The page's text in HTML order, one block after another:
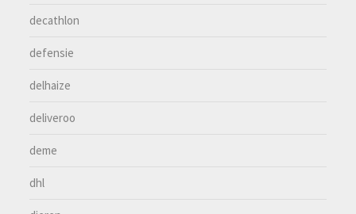
decathlon
defensie
delhaize
deliveroo
deme
dhl